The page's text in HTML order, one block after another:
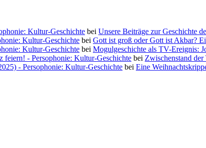
Kultur-Geschichte bei Unsere Beiträge zur Geschichte
Kultur-Geschichte bei Gott ist groß oder Gott ist Akbar?
Kultur-Geschichte bei Mogulgeschichte als TV-Ereignis:
feiern! - Persophonie: Kultur-Geschichte bei Zwischenstand
- Persophonie: Kultur-Geschichte bei Eine